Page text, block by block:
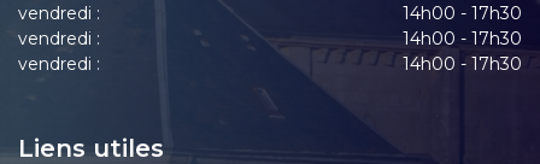
vendredi :
14h00 - 17h30
vendredi :
14h00 - 17h30
vendredi :
14h00 - 17h30
Liens utiles